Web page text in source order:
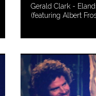
Gerald Clark -
(featuring Albert